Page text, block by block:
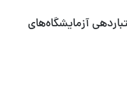
آزمایشگاه‌های